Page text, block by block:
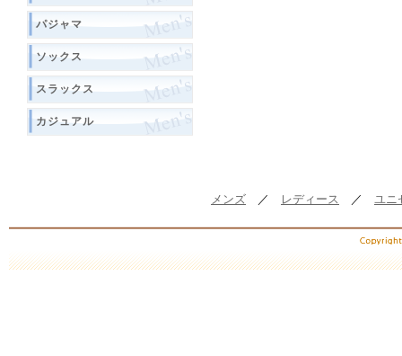
パジャマ
ソックス
スラックス
カジュアル
メンズ ／ レディース ／ ユニ